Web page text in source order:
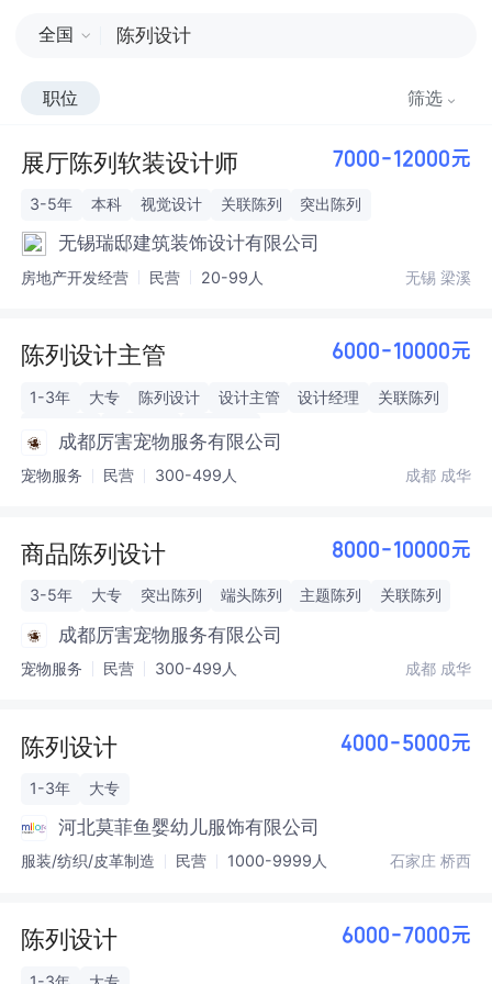
全国
职位 筛选
展厅陈列软装设计师 7000-12000元
3-5年 本科 视觉设计 关联陈列 突出陈列
无锡瑞邸建筑装饰设计有限公司
房地产开发经营 民营 20-99人 无锡 梁溪
陈列设计主管 6000-10000元
1-3年 大专 陈列设计 设计主管 设计经理
关联陈列
突出陈列
成都厉害宠物服务有限公司
宠物服务 民营 300-499人 成都 成华
商品陈列设计 8000-10000元
3-5年 大专 突出陈列 端头陈列 主题陈列 关联陈列
成都厉害宠物服务有限公司
宠物服务 民营 300-499人 成都 成华
陈列设计 4000-5000元
1-3年 大专
河北莫菲鱼婴幼儿服饰有限公司
服装/纺织/皮革制造 民营 1000-9999人 石家庄 桥西
陈列设计 6000-7000元